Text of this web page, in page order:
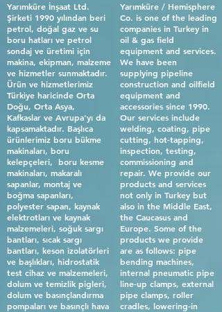
Yarımküre İnşaat Ltd.
Şirketi 1990 yılından beri
petrol, doğal gaz ve su
boru hatları ve petrol
sondaj ve üretimi için
makina, ekipman, malzeme
ve hizmetler sunmaktadır.
Ürün ve hizmetlerimiz
Türkiye haricinde Orta
Doğu, Orta Asya,
Kafkaslar ve Avrupa'yı da
kapsamaktadır. Başlıca
ürünlerimiz boru bükme
makinaları, boru
kelepçeleri, boru kesme
makinaları, makaralı
sapanlar, montaj ve
boğma sapanları,
polyester sapan, kaynak
elektrotları ve kaynak
malzemeleri, soğuk sargı
bantları, sıcak sargı
bantları, keson izolatörleri
ve başlıkları, hidrostatik
test cihaz ve malzemeleri,
dolum ve temizlik pigleri,
dolum ve basınçlandırma
pompaları ve basınçlı hava
Yarımküre / Hemisphere
Co. is one of the leading
companies in Turkey in
oil & gas field
equipment and services.
We have been
supplying pipeline
construction and oilfield
equipment and
accessories since 1990.
Our services include
welding, coating, pipe
cutting, hot-tapping,
inspection, testing,
commissioning and
repair. We provide our
products and services
not only in Turkey but
also in the Middle East,
the Caucasus and
Europe. Some of the
products we provide
are as follows: pipe
bending machines,
internal pneumatic pipe
line-up clamps, external
pipe clamps, roller
cradles, lowering-in